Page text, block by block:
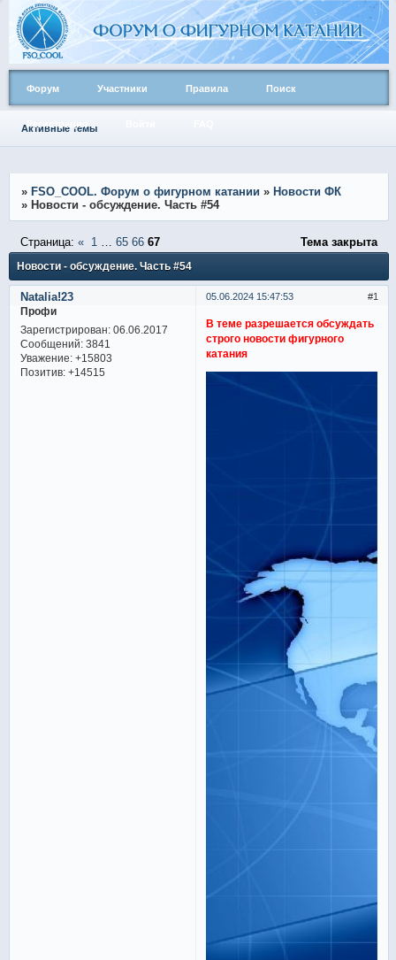
Форум Участники Правила Поиск
Активные темы
» FSO_COOL. Форум о фигурном катании » Новости ФК
» Новости - обсуждение. Часть #54
Новости - обсуждение. Часть #54
Страница: « 1 65 66 67 Тема закрыта
1
05.06.2024 15:47:53
Natalia!23
Профи
Зарегистрирован: 06.06.2017
Сообщений:3841
Уважение: +15803
Позитив: +14515
В теме разрешается обсуждать
строго новости фигурного
катания